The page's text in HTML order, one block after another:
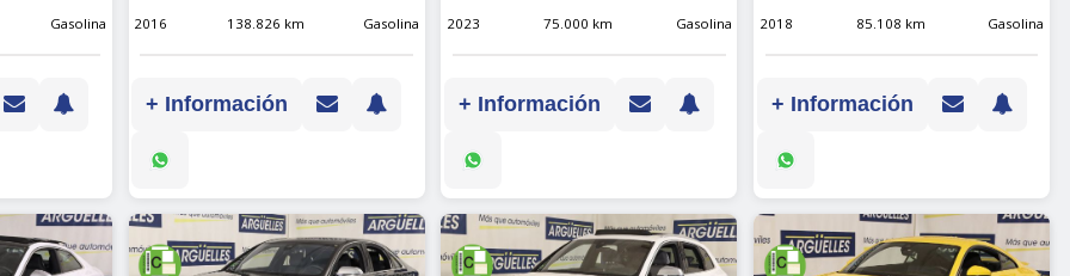
Gasolina
2016
138.826 km Gasolina
+ Información
2023
75.000 km Gasolina
+ Información
2018
85.108 km Gasolina
+ Información